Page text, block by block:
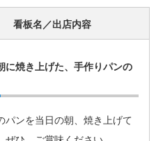
看板名／出店内容
に焼き上げた、手作りパンの
パンを当日の朝、焼き上げて